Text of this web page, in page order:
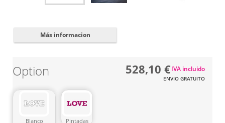
Más informacion
Option
Blanco
Pintadas
528,10 €
ENVIO GRATUITO
IVA incluido